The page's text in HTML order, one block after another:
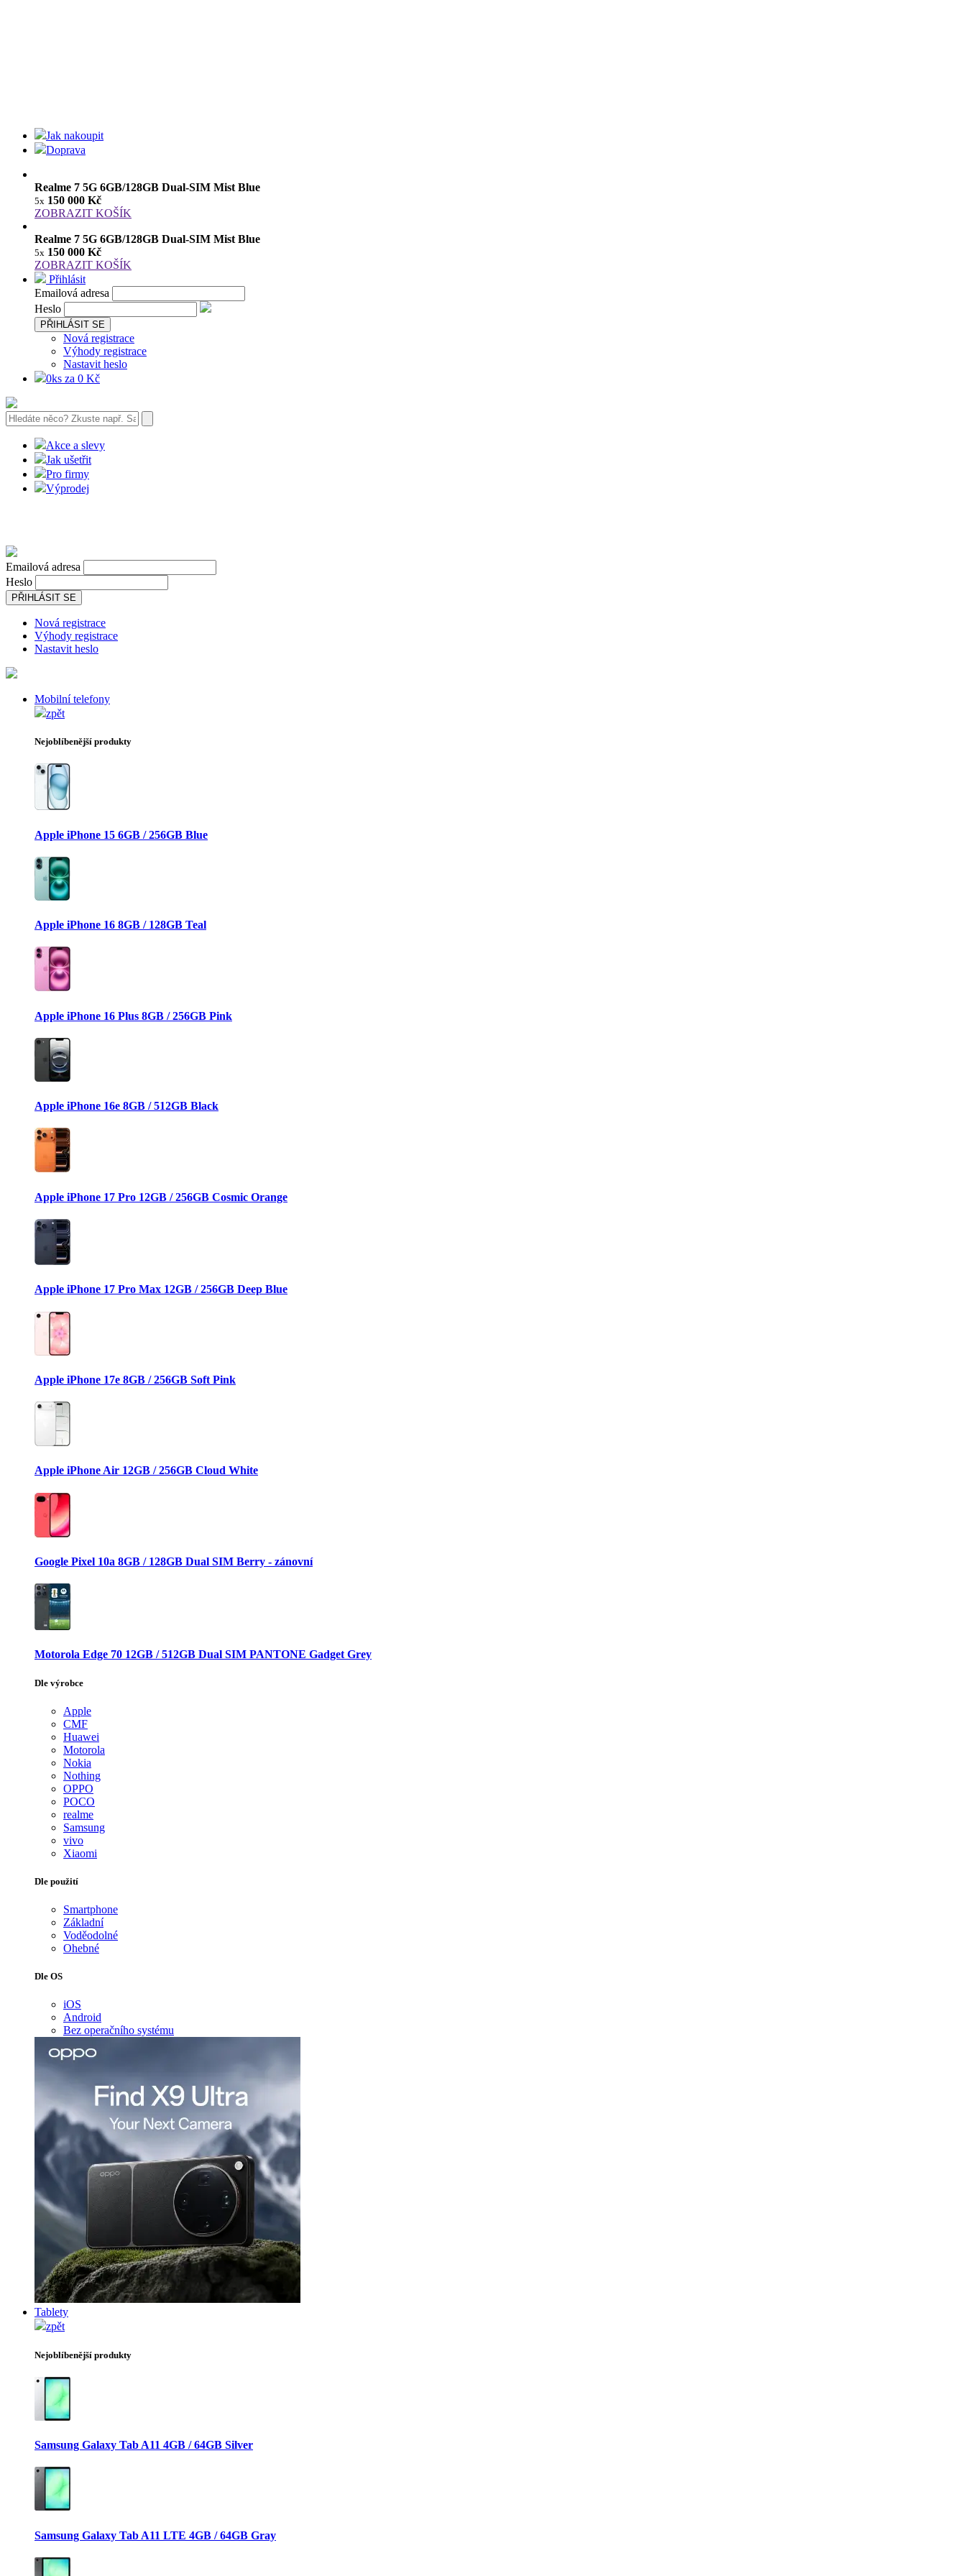
Jak nakoupit
Doprava
Realme 7 5G 6GB/128GB Dual-SIM Mist Blue
5x 150 000 Kč
ZOBRAZIT KOŠÍK
Realme 7 5G 6GB/128GB Dual-SIM Mist Blue
5x 150 000 Kč
ZOBRAZIT KOŠÍK
Přihlásit
Emailová adresa
Heslo
PŘIHLÁSIT SE
Nová registrace
Výhody registrace
Nastavit heslo
0ks za 0 Kč
Akce a slevy
Jak ušetřit
Pro firmy
Výprodej
Emailová adresa
Heslo
PŘIHLÁSIT SE
Nová registrace
Výhody registrace
Nastavit heslo
Mobilní telefony
zpět
Nejoblíbenější produkty
Apple iPhone 15 6GB / 256GB Blue
Apple iPhone 16 8GB / 128GB Teal
Apple iPhone 16 Plus 8GB / 256GB Pink
Apple iPhone 16e 8GB / 512GB Black
Apple iPhone 17 Pro 12GB / 256GB Cosmic Orange
Apple iPhone 17 Pro Max 12GB / 256GB Deep Blue
Apple iPhone 17e 8GB / 256GB Soft Pink
Apple iPhone Air 12GB / 256GB Cloud White
Google Pixel 10a 8GB / 128GB Dual SIM Berry - zánovní
Motorola Edge 70 12GB / 512GB Dual SIM PANTONE Gadget Grey
Dle výrobce
Apple
CMF
Huawei
Motorola
Nokia
Nothing
OPPO
POCO
realme
Samsung
vivo
Xiaomi
Dle použití
Smartphone
Základní
Voděodolné
Ohebné
Dle OS
iOS
Android
Bez operačního systému
Tablety
zpět
Nejoblíbenější produkty
Samsung Galaxy Tab A11 4GB / 64GB Silver
Samsung Galaxy Tab A11 LTE 4GB / 64GB Gray